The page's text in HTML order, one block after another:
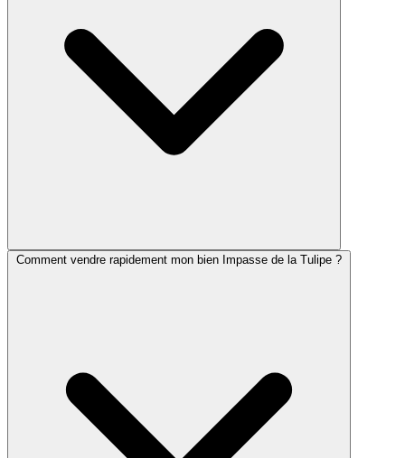
Comment vendre rapidement mon bien Impasse de la Tulipe ?